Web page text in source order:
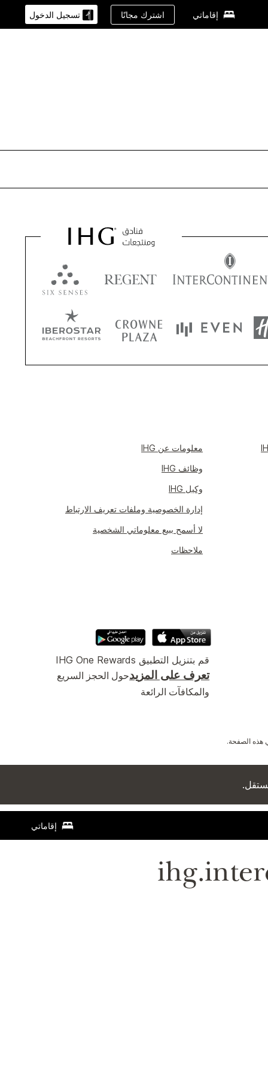
إقاماتي اشترك مجانًا تسجيل الدخول
معلومات عن IHG
وظائف IHG
وكيل IHG
إدارة الخصوصية وملفات تعريف الارتباط
لا أسمح ببيع معلوماتي الشخصية
ملاحظات
قم بتنزيل التطبيق IHG One Rewards
تعرف على المزيدحول الحجز السريع
والمكافآت الرائعة
هذه الصفحة.
إقاماتي